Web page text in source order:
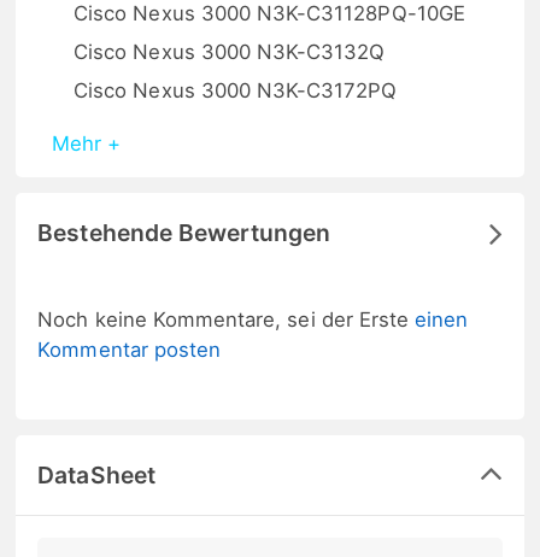
Cisco Nexus 3000 N3K-C31128PQ-10GE
Cisco Nexus 3000 N3K-C3132Q
Cisco Nexus 3000 N3K-C3172PQ
Mehr +
Bestehende Bewertungen
Noch keine Kommentare, sei der Ersteeinen
Kommentar posten
DataSheet